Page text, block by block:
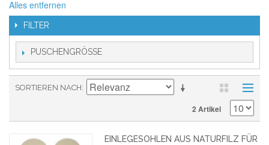
Alles entfernen
FILTER
PUSCHENGRÖSSE
SORTIEREN NACH
2 Artikel
EINLEGESOHLEN AUS NATURFILZ FÜR